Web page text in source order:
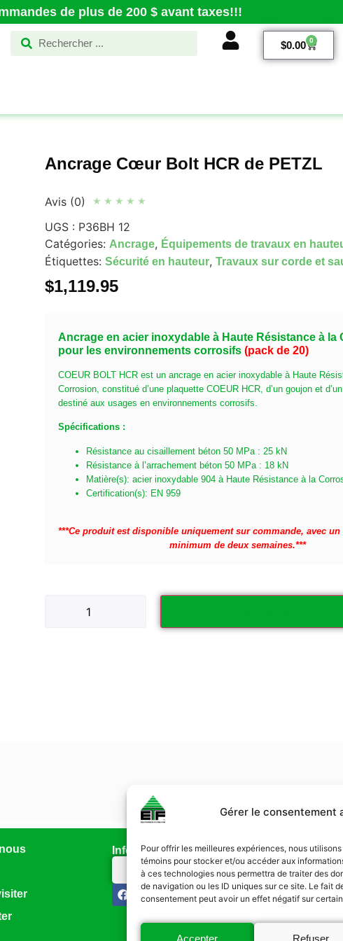
Gérer le consentement
Pour offrir les meilleures expériences, nous
témoins pour stocker et/ou accéder aux
à ces technologies nous permettra de traiter des
de navigation ou les ID uniques sur ce site. Le fait
consentement peut avoir un effet négatif sur
Accepter Refuser
de plus de 200 $ avant taxes!!!
$0.00 0
Ancrage Cœur Bolt HCR de PETZL
Avis (0) ★ ★ ★ ★ ★
UGS : P36BH 12
Catégories: Ancrage, Équipements de travaux en
Étiquettes: Sécurité en hauteur, Travaux sur corde et
$1,119.95
Ancrage en acier inoxydable à Haute Résistance à la
pour les environnements corrosifs (pack de 20)
COEUR BOLT HCR est un ancrage en acier inoxydable à Haute
Corrosion, constitué d’une plaquette COEUR HCR, d’un goujon et
destiné aux usages en environnements corrosifs.
Spécifications :
Résistance au cisaillement béton 50 MPa : 25 kN
Résistance à l’arrachement béton 50 MPa : 18 kN
Matière(s): acier inoxydable 904 à Haute Résistance à la
Certification(s): EN 959
***Ce produit est disponible uniquement sur commande, avec
minimum de deux semaines.***
Infolettre
Abonnez-vous